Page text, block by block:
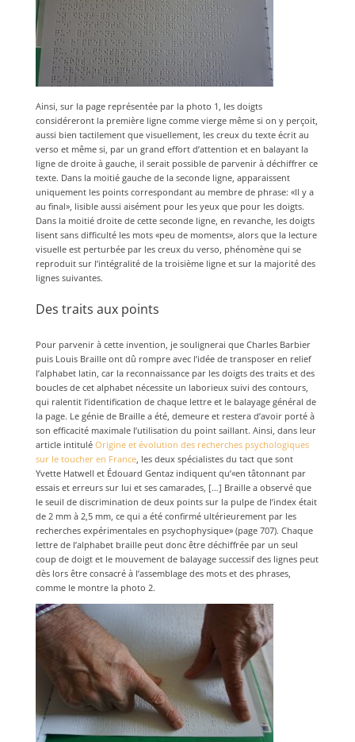
Ainsi, sur la page représentée par la photo 1, les doigts
considéreront la première ligne comme vierge même si on y perçoit,
aussi bien tactilement que visuellement, les creux du texte écrit au
verso et même si, par un grand effort d’attention et en balayant la
ligne de droite à gauche, il serait possible de parvenir à déchiffrer ce
texte. Dans la moitié gauche de la seconde ligne, apparaissent
uniquement les points correspondant au membre de phrase: «Il y a
au final», lisible aussi aisément pour les yeux que pour les doigts.
Dans la moitié droite de cette seconde ligne, en revanche, les doigts
lisent sans difficulté les mots «peu de moments», alors que la lecture
visuelle est perturbée par les creux du verso, phénomène qui se
reproduit sur l’intégralité de la troisième ligne et sur la majorité des
lignes suivantes.
Des traits aux points
Pour parvenir à cette invention, je soulignerai que Charles Barbier
puis Louis Braille ont dû rompre avec l’idée de transposer en relief
l’alphabet latin, car la reconnaissance par les doigts des traits et des
boucles de cet alphabet nécessite un laborieux suivi des contours,
qui ralentit l’identification de chaque lettre et le balayage général de
la page. Le génie de Braille a été, demeure et restera d’avoir porté à
son efficacité maximale l’utilisation du point saillant. Ainsi, dans leur
article intitulé Origine et évolution des recherches psychologiques
sur le toucher en France, les deux spécialistes du tact que sont
Yvette Hatwell et Édouard Gentaz indiquent qu’«en tâtonnant par
essais et erreurs sur lui et ses camarades, […] Braille a observé que
le seuil de discrimination de deux points sur la pulpe de l’index était
de 2 mm à 2,5 mm, ce qui a été confirmé ultérieurement par les
recherches expérimentales en psychophysique» (page 707). Chaque
lettre de l’alphabet braille peut donc être déchiffrée par un seul
coup de doigt et le mouvement de balayage successif des lignes peut
dès lors être consacré à l’assemblage des mots et des phrases,
comme le montre la photo 2.